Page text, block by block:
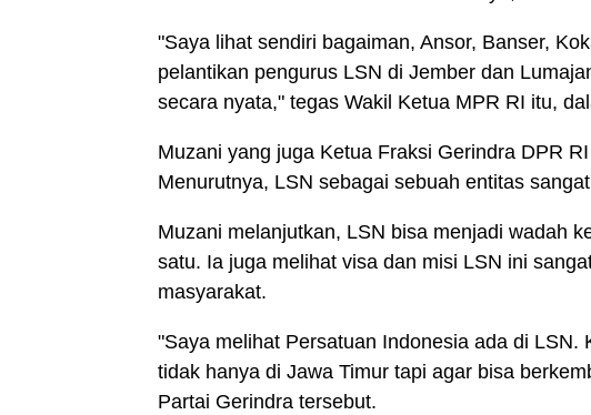
"Saya lihat sendiri bagaiman, Ansor, Banser,
pelantikan pengurus LSN di Jember dan
secara nyata," tegas Wakil Ketua MPR RI itu,
Muzani yang juga Ketua Fraksi Gerindra DPR
Menurutnya, LSN sebagai sebuah entitas
Muzani melanjutkan, LSN bisa menjadi wadah
satu. Ia juga melihat visa dan misi LSN ini
masyarakat.
"Saya melihat Persatuan Indonesia ada di LSN.
tidak hanya di Jawa Timur tapi agar bisa
Partai Gerindra tersebut.